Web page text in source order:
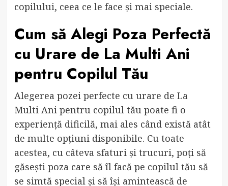
copilului, ceea ce le face și mai speciale.
Cum să Alegi Poza Perfectă
cu Urare de La Multi Ani
pentru Copilul Tău
Alegerea pozei perfecte cu urare de La
Multi Ani pentru copilul tău poate fi o
experiență dificilă, mai ales când există atât
de multe opțiuni disponibile. Cu toate
acestea, cu câteva sfaturi și trucuri, poți să
găsești poza care să îl facă pe copilul tău să
se simtă special și să își amintească de